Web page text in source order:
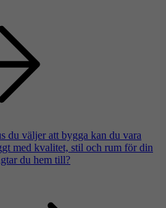
du väljer att bygga kan du vara
med kvalitet, stil och rum för din
du hem till?